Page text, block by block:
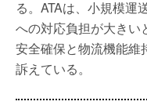
る。ATAは、小規模運
への対応負担が大きい
安全確保と物流機能維
訴えている。